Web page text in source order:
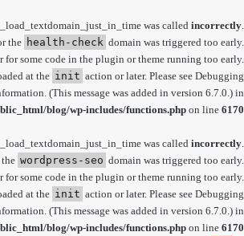
was called incorrectly.
the health-check domain was triggered too early.
some code in the plugin or theme running too early.
at the init action or later. Please see Debugging
(This message was added in version 6.7.0.) in
blog/wp-includes/functions.php on line 6170
was called incorrectly.
wordpress-seo domain was triggered too early.
some code in the plugin or theme running too early.
at the init action or later. Please see Debugging
(This message was added in version 6.7.0.) in
blog/wp-includes/functions.php on line 6170